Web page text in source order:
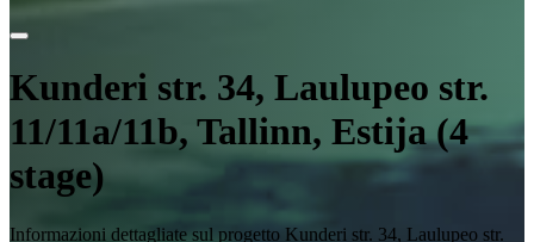
Kunderi str. 34, Laulupeo str.
11/11a/11b, Tallinn, Estija (4
stage)
Informazioni dettagliate sul progetto Kunderi str. 34, Laulupeo str.